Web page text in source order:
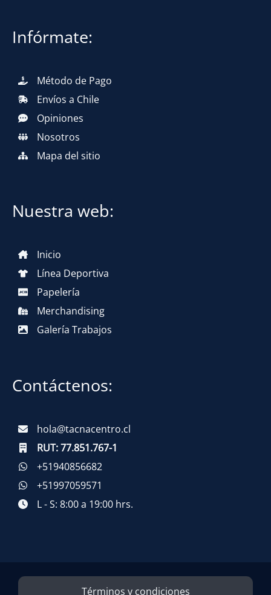
Infórmate:
Método de Pago
Envíos a Chile
Opiniones
Nosotros
Mapa del sitio
Nuestra web:
Inicio
Línea Deportiva
Papelería
Merchandising
Galería Trabajos
Contáctenos:
hola@tacnacentro.cl
RUT:77.851.767-1
+51940856682
+51997059571
L - S: 8:00 a 19:00 hrs.
Términos y condiciones